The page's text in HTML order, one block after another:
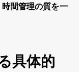
間管理の質を一
具体的